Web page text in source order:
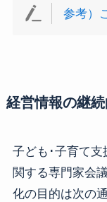
参考）
経営情報の継
子ども･子育て支
関する専門家会
化の目的は次の